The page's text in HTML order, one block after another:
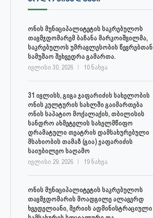
ონის მუნიციპალიტეტის საკრებულოს
თავმჯდომარემ ბაჩანა მარკოიშვილმა,
საკრებულოს უმრავლესობის წევრებთან
სამუშაო შეხვედრა გამართა.
ივლისი 30, 2026 10 ნახვა
31 ივლისს, გიგა ჯაფარიძის სახელობის
ონის კულტურის სახლში გაიმართება
ონის საპატიო მოქალაქის, თბილისის
სანდრო ახმეტელის სახელმწიფო
დრამატული თეატრის დამსახურებული
მსახიობის თამაზ (გია) ჯაფარიძის
საიუბილეო საღამო
ივლისი 29, 2026 19 ნახვა
ონის მუნიციპალიტეტის საკრებულოს
თავმჯდომარის მოადგილე ალავერდ
ხვედელიანი, მერიის ადმინისტრაციული